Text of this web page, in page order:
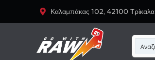
Καλαμπάκας 102, 42100 Τρίκαλα